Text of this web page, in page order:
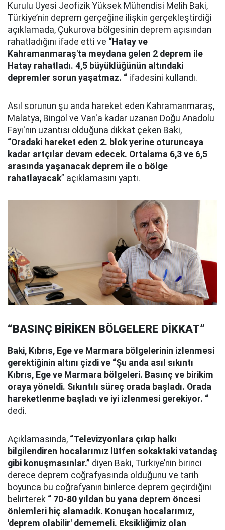
Kurulu Üyesi Jeofizik Yüksek Mühendisi Melih Baki,
Türkiye’nin deprem gerçeğine ilişkin gerçekleştirdiği
açıklamada, Çukurova bölgesinin deprem açısından
rahatladığını ifade etti ve “Hatay ve
Kahramanmaraş'ta meydana gelen 2 deprem ile
Hatay rahatladı. 4,5 büyüklüğünün altındaki
depremler sorun yaşatmaz. “ ifadesini kullandı.
Asıl sorunun şu anda hareket eden Kahramanmaraş,
Malatya, Bingöl ve Van'a kadar uzanan Doğu Anadolu
Fayı'nın uzantısı olduğuna dikkat çeken Baki,
“Oradaki hareket eden 2. blok yerine oturuncaya
kadar artçılar devam edecek. Ortalama 6,3 ve 6,5
arasında yaşanacak deprem ile o bölge
rahatlayacak” açıklamasını yaptı.
“BASINÇ BİRİKEN BÖLGELERE DİKKAT”
Baki, Kıbrıs, Ege ve Marmara bölgelerinin izlenmesi
gerektiğinin altını çizdi ve “Şu anda asıl sıkıntı
Kıbrıs, Ege ve Marmara bölgeleri. Basınç ve birikim
oraya yöneldi. Sıkıntılı süreç orada başladı. Orada
hareketlenme başladı ve iyi izlenmesi gerekiyor. “
dedi.
Açıklamasında, “Televizyonlara çıkıp halkı
bilgilendiren hocalarımız lütfen sokaktaki vatandaş
gibi konuşmasınlar.” diyen Baki, Türkiye’nin birinci
derece deprem coğrafyasında olduğunu ve tarih
boyunca bu coğrafyanın binlerce deprem geçirdiğini
belirterek “ 70-80 yıldan bu yana deprem öncesi
önlemleri hiç alamadık. Konuşan hocalarımız,
'deprem olabilir' dememeli. Eksikliğimiz olan